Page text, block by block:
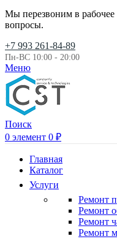
Мы перезвоним в рабочее
вопросы.
+7 993 261-84-89
Пн-ВС 10:00 - 20:00
Меню
Поиск
0 элемент 0 ₽
Главная
Каталог
Услуги
Ремонт
Ремонт
Ремонт
Ремонт